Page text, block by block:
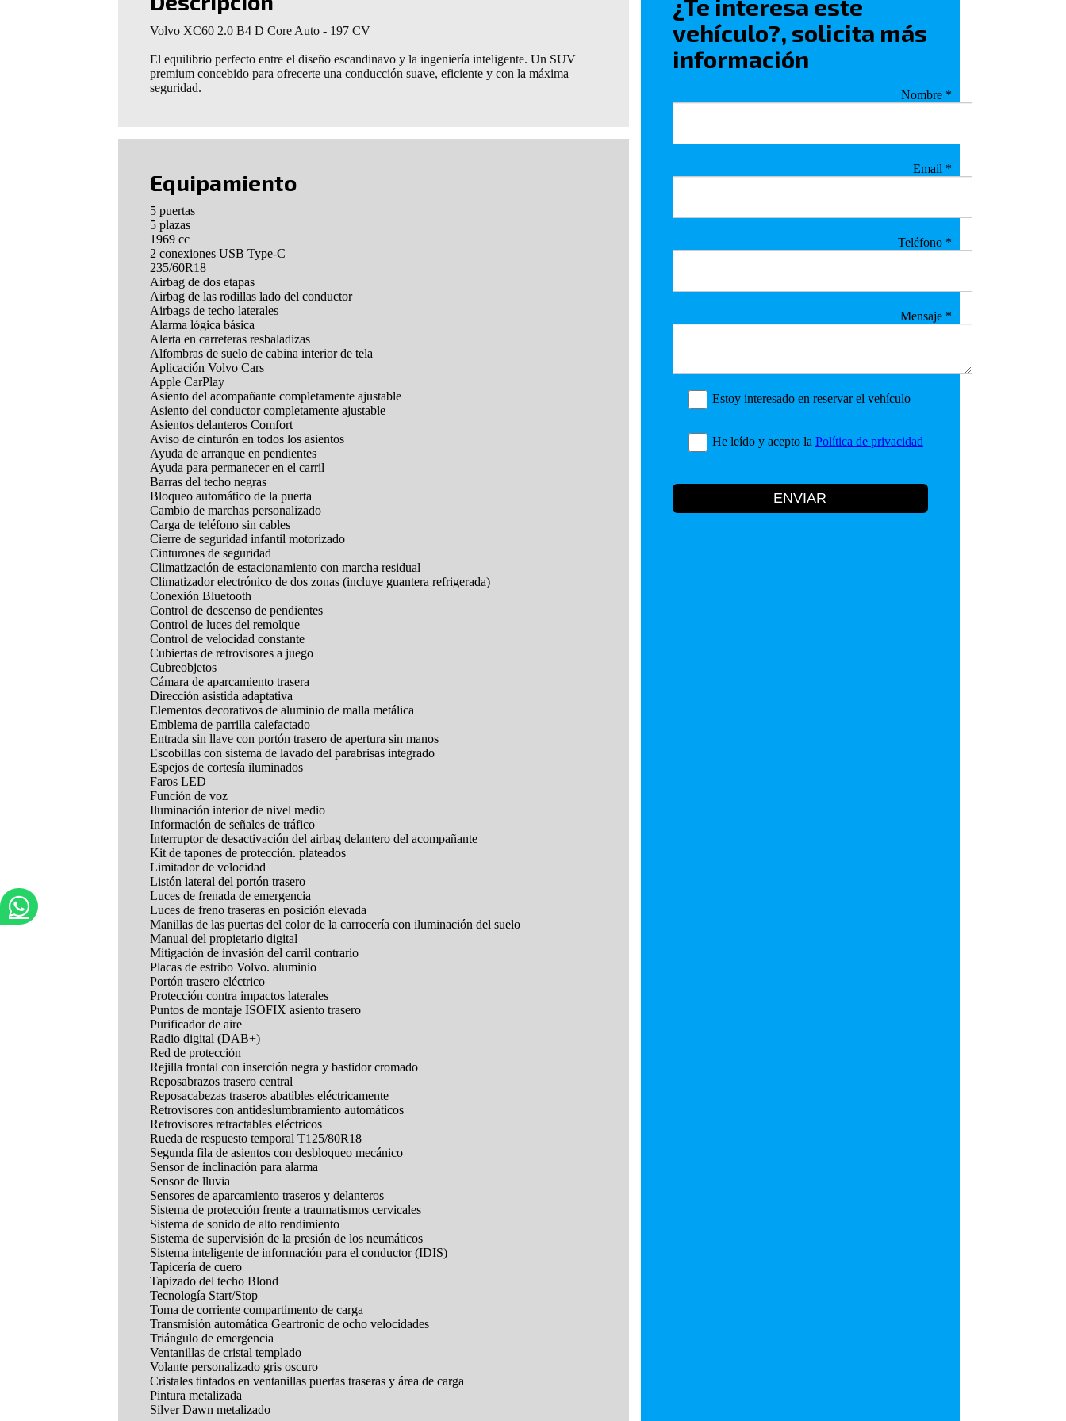
Volvo XC60 2.0 B4 D Core Auto - 197 CV
El equilibrio perfecto entre el diseño escandinavo y la ingeniería inteligente. Un SUV
premium concebido para ofrecerte una conducción suave, eficiente y con la máxima
seguridad.
Equipamiento
5 puertas
5 plazas
1969 cc
2 conexiones USB Type-C
235/60R18
Airbag de dos etapas
Airbag de las rodillas lado del conductor
Airbags de techo laterales
Alarma lógica básica
Alerta en carreteras resbaladizas
Alfombras de suelo de cabina interior de tela
Aplicación Volvo Cars
Apple CarPlay
Asiento del acompañante completamente ajustable
Asiento del conductor completamente ajustable
Asientos delanteros Comfort
Aviso de cinturón en todos los asientos
Ayuda de arranque en pendientes
Ayuda para permanecer en el carril
Barras del techo negras
Bloqueo automático de la puerta
Cambio de marchas personalizado
Carga de teléfono sin cables
Cierre de seguridad infantil motorizado
Cinturones de seguridad
Climatización de estacionamiento con marcha residual
Climatizador electrónico de dos zonas (incluye guantera refrigerada)
Conexión Bluetooth
Control de descenso de pendientes
Control de luces del remolque
Control de velocidad constante
Cubiertas de retrovisores a juego
Cubreobjetos
Cámara de aparcamiento trasera
Dirección asistida adaptativa
Elementos decorativos de aluminio de malla metálica
Emblema de parrilla calefactado
Entrada sin llave con portón trasero de apertura sin manos
Escobillas con sistema de lavado del parabrisas integrado
Espejos de cortesía iluminados
Faros LED
Función de voz
Iluminación interior de nivel medio
Información de señales de tráfico
Interruptor de desactivación del airbag delantero del acompañante
Kit de tapones de protección. plateados
Limitador de velocidad
Listón lateral del portón trasero
Luces de frenada de emergencia
Luces de freno traseras en posición elevada
Manillas de las puertas del color de la carrocería con iluminación del suelo
Manual del propietario digital
Mitigación de invasión del carril contrario
Placas de estribo Volvo. aluminio
Portón trasero eléctrico
Protección contra impactos laterales
Puntos de montaje ISOFIX asiento trasero
Purificador de aire
Radio digital (DAB+)
Red de protección
Rejilla frontal con inserción negra y bastidor cromado
Reposabrazos trasero central
Reposacabezas traseros abatibles eléctricamente
Retrovisores con antideslumbramiento automáticos
Retrovisores retractables eléctricos
Rueda de respuesto temporal T125/80R18
Segunda fila de asientos con desbloqueo mecánico
Sensor de inclinación para alarma
Sensor de lluvia
Sensores de aparcamiento traseros y delanteros
Sistema de protección frente a traumatismos cervicales
Sistema de sonido de alto rendimiento
Sistema de supervisión de la presión de los neumáticos
Sistema inteligente de información para el conductor (IDIS)
Tapicería de cuero
Tapizado del techo Blond
Tecnología Start/Stop
Toma de corriente compartimento de carga
Transmisión automática Geartronic de ocho velocidades
Triángulo de emergencia
Ventanillas de cristal templado
Volante personalizado gris oscuro
Cristales tintados en ventanillas puertas traseras y área de carga
Pintura metalizada
Silver Dawn metalizado
¿Te interesa este
vehículo?, solicita más
información
Nombre *
Email *
Teléfono *
Mensaje *
Estoy interesado en reservar el vehículo
He leído y acepto la Política de privacidad
ENVIAR